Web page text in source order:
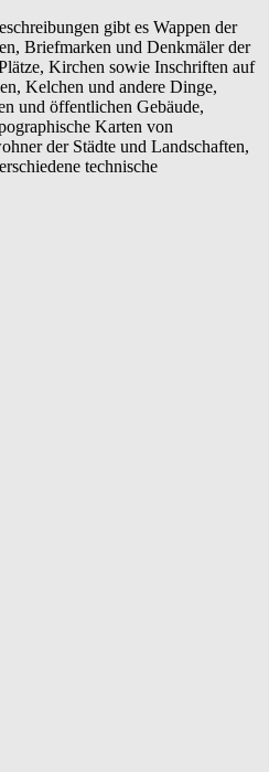
von
gibt es Wappen der
Briefmarken und Denkmäler der
Kirchen sowie Inschriften auf
Kelchen und andere Dinge,
und öffentlichen Gebäude,
Karten von
der Städte und Landschaften,
technische